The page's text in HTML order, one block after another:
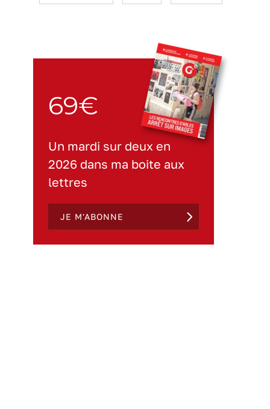
69€
Un mardi sur deux en
2026 dans ma boite aux
lettres
JE M'ABONNE